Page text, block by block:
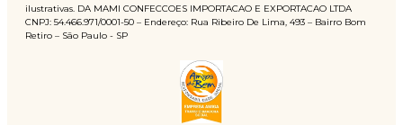
ilustrativas. DA MAMI CONFECCOES IMPORTACAO E EXPORTACAO LTDA
CNPJ: 54.466.971/0001-50 – Endereço: Rua Ribeiro De Lima, 493 – Bairro Bom
Retiro – São Paulo - SP